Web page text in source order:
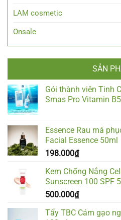
LAM cosmetic
Onsale
SẢN
Gói thành viên Tinh
Smas Pro Vitamin
Essence Rau má
Facial Essence 50ml
198.000₫
Kem Chống Nắng
Sunscreen 100 SPF
500.000₫
Tẩy TBC Cám gạo